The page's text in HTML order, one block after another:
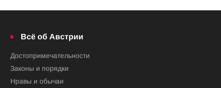
Всё об Австрии
Достопримечательности
Законы и порядки
Нравы и обычаи